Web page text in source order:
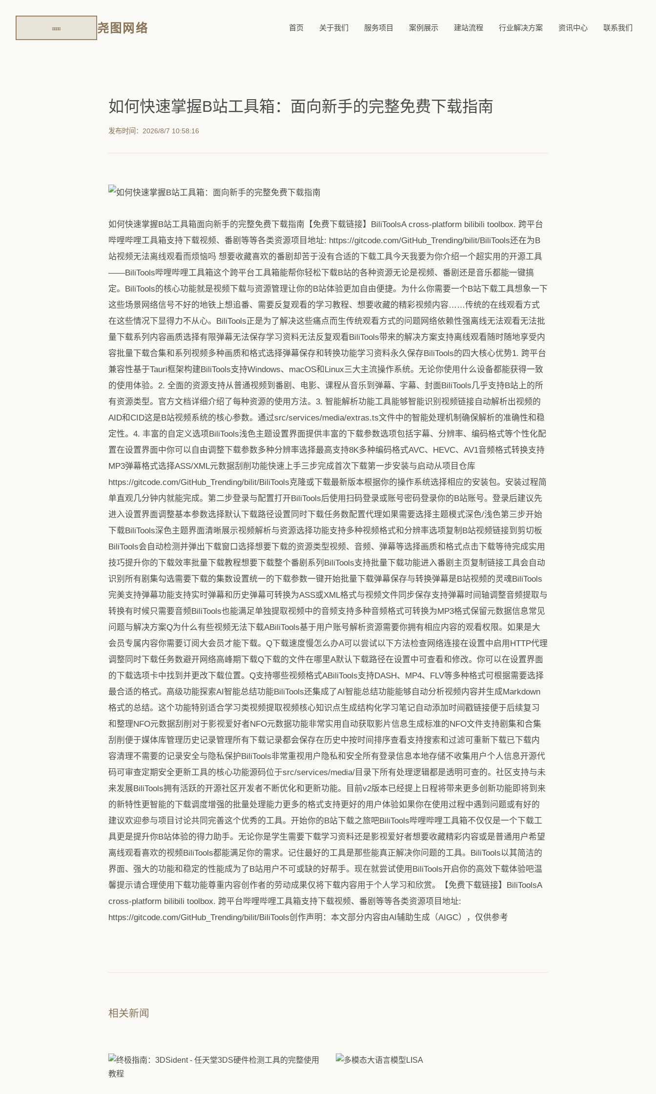
尧图网络 首页 关于我们 服务项目 案例展示 建站流程 行业解决方案 资讯中心 联系我们
如何快速掌握B站工具箱：面向新手的完整免费下载指南
发布时间：2026/8/7 10:58:16
如何快速掌握B站工具箱面向新手的完整免费下载指南【免费下载链接】BiliToolsA cross-platform bilibili toolbox. 跨平台
哔哩哔哩工具箱支持下载视频、番剧等等各类资源项目地址: https://gitcode.com/GitHub_Trending/bilit/BiliTools还在为B
站视频无法离线观看而烦恼吗 想要收藏喜欢的番剧却苦于没有合适的下载工具今天我要为你介绍一个超实用的开源工具
——BiliTools哔哩哔哩工具箱这个跨平台工具箱能帮你轻松下载B站的各种资源无论是视频、番剧还是音乐都能一键搞
定。BiliTools的核心功能就是视频下载与资源管理让你的B站体验更加自由便捷。为什么你需要一个B站下载工具想象一下
这些场景网络信号不好的地铁上想追番、需要反复观看的学习教程、想要收藏的精彩视频内容……传统的在线观看方式
在这些情况下显得力不从心。BiliTools正是为了解决这些痛点而生传统观看方式的问题网络依赖性强离线无法观看无法批
量下载系列内容画质选择有限弹幕无法保存学习资料无法反复观看BiliTools带来的解决方案支持离线观看随时随地享受内
容批量下载合集和系列视频多种画质和格式选择弹幕保存和转换功能学习资料永久保存BiliTools的四大核心优势1. 跨平台
兼容性基于Tauri框架构建BiliTools支持Windows、macOS和Linux三大主流操作系统。无论你使用什么设备都能获得一致
的使用体验。2. 全面的资源支持从普通视频到番剧、电影、课程从音乐到弹幕、字幕、封面BiliTools几乎支持B站上的所
有资源类型。官方文档详细介绍了每种资源的使用方法。3. 智能解析功能工具能够智能识别视频链接自动解析出视频的
AID和CID这是B站视频系统的核心参数。通过src/services/media/extras.ts文件中的智能处理机制确保解析的准确性和稳
定性。4. 丰富的自定义选项BiliTools浅色主题设置界面提供丰富的下载参数选项包括字幕、分辨率、编码格式等个性化配
置在设置界面中你可以自由调整下载参数多种分辨率选择最高支持8K多种编码格式AVC、HEVC、AV1音频格式转换支持
MP3弹幕格式选择ASS/XML元数据刮削功能快速上手三步完成首次下载第一步安装与启动从项目仓库
https://gitcode.com/GitHub_Trending/bilit/BiliTools克隆或下载最新版本根据你的操作系统选择相应的安装包。安装过程简
单直观几分钟内就能完成。第二步登录与配置打开BiliTools后使用扫码登录或账号密码登录你的B站账号。登录后建议先
进入设置界面调整基本参数选择默认下载路径设置同时下载任务数配置代理如果需要选择主题模式深色/浅色第三步开始
下载BiliTools深色主题界面清晰展示视频解析与资源选择功能支持多种视频格式和分辨率选项复制B站视频链接到剪切板
BiliTools会自动检测并弹出下载窗口选择想要下载的资源类型视频、音频、弹幕等选择画质和格式点击下载等待完成实用
技巧提升你的下载效率批量下载教程想要下载整个番剧系列BiliTools支持批量下载功能进入番剧主页复制链接工具会自动
识别所有剧集勾选需要下载的集数设置统一的下载参数一键开始批量下载弹幕保存与转换弹幕是B站视频的灵魂BiliTools
完美支持弹幕功能支持实时弹幕和历史弹幕可转换为ASS或XML格式与视频文件同步保存支持弹幕时间轴调整音频提取与
转换有时候只需要音频BiliTools也能满足单独提取视频中的音频支持多种音频格式可转换为MP3格式保留元数据信息常见
问题与解决方案Q为什么有些视频无法下载ABiliTools基于用户账号解析资源需要你拥有相应内容的观看权限。如果是大
会员专属内容你需要订阅大会员才能下载。Q下载速度慢怎么办A可以尝试以下方法检查网络连接在设置中启用HTTP代理
调整同时下载任务数避开网络高峰期下载Q下载的文件在哪里A默认下载路径在设置中可查看和修改。你可以在设置界面
的下载选项卡中找到并更改下载位置。Q支持哪些视频格式ABiliTools支持DASH、MP4、FLV等多种格式可根据需要选择
最合适的格式。高级功能探索AI智能总结功能BiliTools还集成了AI智能总结功能能够自动分析视频内容并生成Markdown
格式的总结。这个功能特别适合学习类视频提取视频核心知识点生成结构化学习笔记自动添加时间戳链接便于后续复习
和整理NFO元数据刮削对于影视爱好者NFO元数据功能非常实用自动获取影片信息生成标准的NFO文件支持剧集和合集
刮削便于媒体库管理历史记录管理所有下载记录都会保存在历史中按时间排序查看支持搜索和过滤可重新下载已下载内
容清理不需要的记录安全与隐私保护BiliTools非常重视用户隐私和安全所有登录信息本地存储不收集用户个人信息开源代
码可审查定期安全更新工具的核心功能源码位于src/services/media/目录下所有处理逻辑都是透明可查的。社区支持与未
来发展BiliTools拥有活跃的开源社区开发者不断优化和更新功能。目前v2版本已经提上日程将带来更多创新功能即将到来
的新特性更智能的下载调度增强的批量处理能力更多的格式支持更好的用户体验如果你在使用过程中遇到问题或有好的
建议欢迎参与项目讨论共同完善这个优秀的工具。开始你的B站下载之旅吧BiliTools哔哩哔哩工具箱不仅仅是一个下载工
具更是提升你B站体验的得力助手。无论你是学生需要下载学习资料还是影视爱好者想要收藏精彩内容或是普通用户希望
离线观看喜欢的视频BiliTools都能满足你的需求。记住最好的工具是那些能真正解决你问题的工具。BiliTools以其简洁的
界面、强大的功能和稳定的性能成为了B站用户不可或缺的好帮手。现在就尝试使用BiliTools开启你的高效下载体验吧温
馨提示请合理使用下载功能尊重内容创作者的劳动成果仅将下载内容用于个人学习和欣赏。【免费下载链接】BiliToolsA
cross-platform bilibili toolbox. 跨平台哔哩哔哩工具箱支持下载视频、番剧等等各类资源项目地址:
https://gitcode.com/GitHub_Trending/bilit/BiliTools创作声明：本文部分内容由AI辅助生成（AIGC），仅供参考
相关新闻